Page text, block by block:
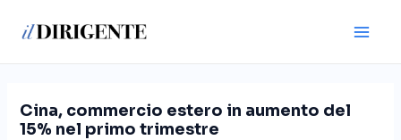
Cina, commercio estero in aumento del
15% nel primo trimestre
articoli